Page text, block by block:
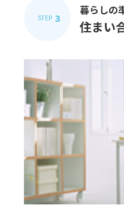
STEP 3
暮らしの
住まい